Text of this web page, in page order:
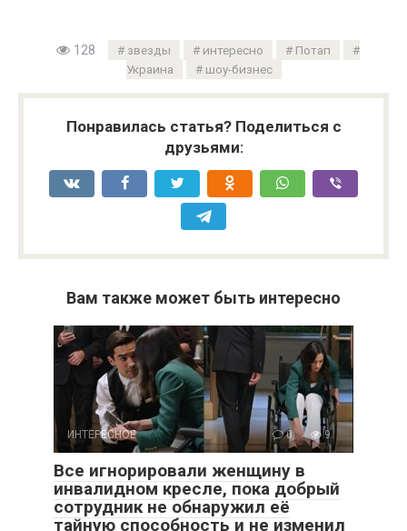
128 звезды интересно
Потап
Украина
шоу-бизнес
Понравилась статья? Поделиться с
друзьями:
Вам также может быть интересно
ИНТЕРЕСНОЕ 0 9
Все игнорировали женщину в
инвалидном кресле, пока добрый
сотрудник не обнаружил её
тайную способность и не изменил